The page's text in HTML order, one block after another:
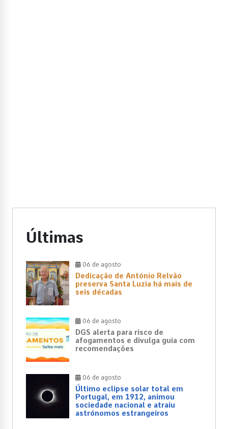
Últimas
06 de agosto
Dedicação de António Relvão
preserva Santa Luzia há mais de
seis décadas
06 de agosto
DGS alerta para risco de
afogamentos e divulga guia com
recomendações
06 de agosto
Último eclipse solar total em
Portugal, em 1912, animou
sociedade nacional e atraiu
astrónomos estrangeiros